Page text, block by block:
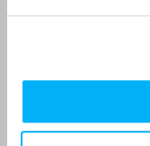
Gamintojas
Telefono